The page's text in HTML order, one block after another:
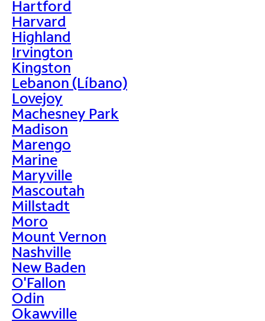
Hartford
Harvard
Highland
Irvington
Kingston
Lebanon (Líbano)
Lovejoy
Machesney Park
Madison
Marengo
Marine
Maryville
Mascoutah
Millstadt
Moro
Mount Vernon
Nashville
New Baden
O'Fallon
Odin
Okawville